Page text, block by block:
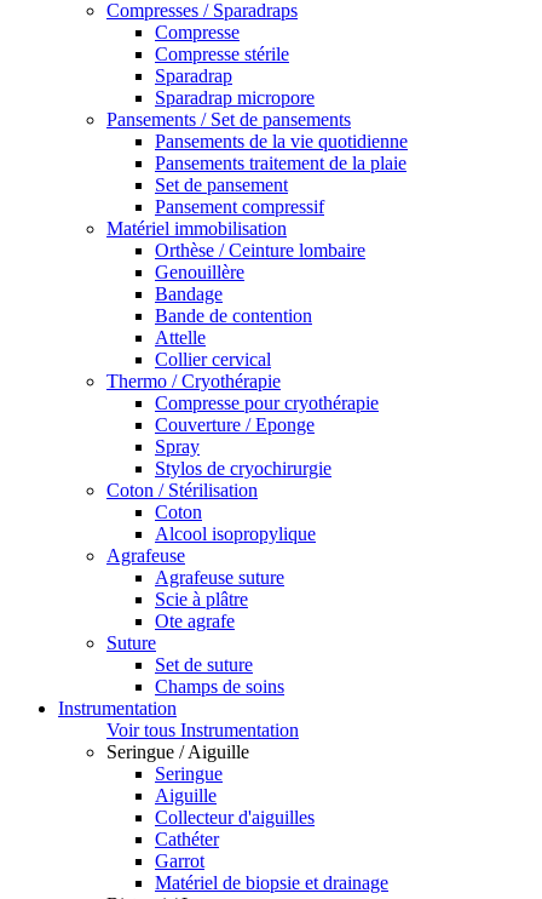
Compresses / Sparadraps
Compresse
Compresse stérile
Sparadrap
Sparadrap micropore
Pansements / Set de pansements
Pansements de la vie quotidienne
Pansements traitement de la plaie
Set de pansement
Pansement compressif
Matériel immobilisation
Orthèse / Ceinture lombaire
Genouillère
Bandage
Bande de contention
Attelle
Collier cervical
Thermo / Cryothérapie
Compresse pour cryothérapie
Couverture / Eponge
Spray
Stylos de cryochirurgie
Coton / Stérilisation
Coton
Alcool isopropylique
Agrafeuse
Agrafeuse suture
Scie à plâtre
Ote agrafe
Suture
Set de suture
Champs de soins
Instrumentation
Voir tous Instrumentation
Seringue / Aiguille
Seringue
Aiguille
Collecteur d'aiguilles
Cathéter
Garrot
Matériel de biopsie et drainage